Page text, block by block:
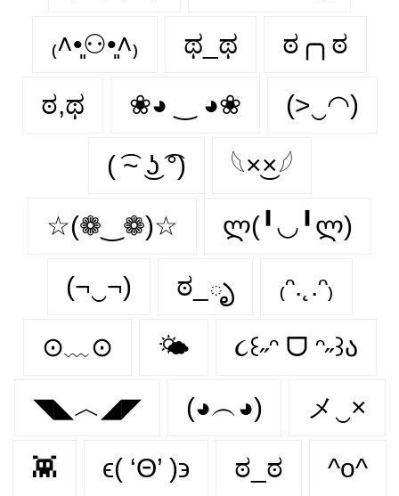
₍˄•͈⚇•͈˄₎ ಥ_ಥ ಠ╭╮ಠ
ಠ,ಥ ❀◕ ‿ ◕❀ (>‿◠)
( ͡~ ͜ʖ ͡°) 𓆩×͜×𓆪
☆(❁‿❁)☆ ლ(╹◡╹ლ)
(¬‿¬) ಠ_ృ ₍ᵔ.˛.ᵔ₎
⊙﹏⊙ 🌤️ ૮꒰˶ᵔ ᗜ ᵔ˶꒱ა
◥◣︿◢◤ (◕︵◕) メ‿×
👾 ϵ( ‘Θ’ )϶ ಠ_ಠ ^o^